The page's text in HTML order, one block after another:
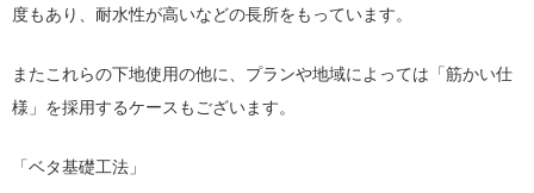
度もあり、耐水性が高いなどの長所をもっています。
またこれらの下地使用の他に、プランや地域によっては「筋かい仕
様」を採用するケースもございます。
「ベタ基礎工法」